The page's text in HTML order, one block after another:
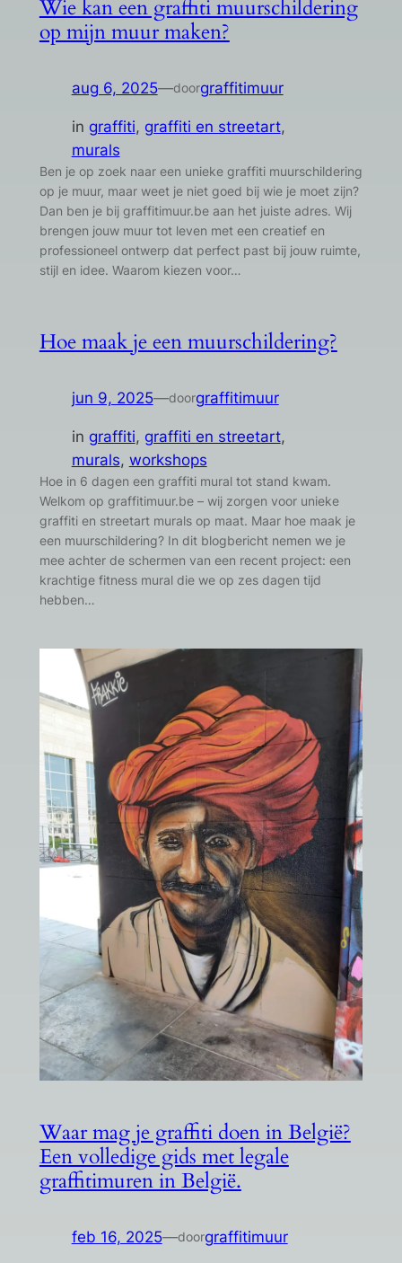
Wie kan een graffiti muurschildering
op mijn muur maken?
aug 6, 2025—doorgraffitimuur
in graffiti, graffiti en streetart
murals
Ben je op zoek naar een unieke graffiti muurschildering
op je muur, maar weet je niet goed bij wie je moet zijn?
Dan ben je bij graffitimuur.be aan het juiste adres. Wij
brengen jouw muur tot leven met een creatief en
professioneel ontwerp dat perfect past bij jouw ruimte,
stijl en idee. Waarom kiezen voor…
Hoe maak je een muurschildering?
jun 9, 2025—doorgraffitimuur
in graffiti, graffiti en streetart
murals, workshops
Hoe in 6 dagen een graffiti mural tot stand kwam.
Welkom op graffitimuur.be – wij zorgen voor unieke
graffiti en streetart murals op maat. Maar hoe maak je
een muurschildering? In dit blogbericht nemen we je
mee achter de schermen van een recent project: een
krachtige fitness mural die we op zes dagen tijd
hebben…
Waar mag je graffiti doen in België?
Een volledige gids met legale
graffitimuren in België.
feb 16, 2025—doorgraffitimuur